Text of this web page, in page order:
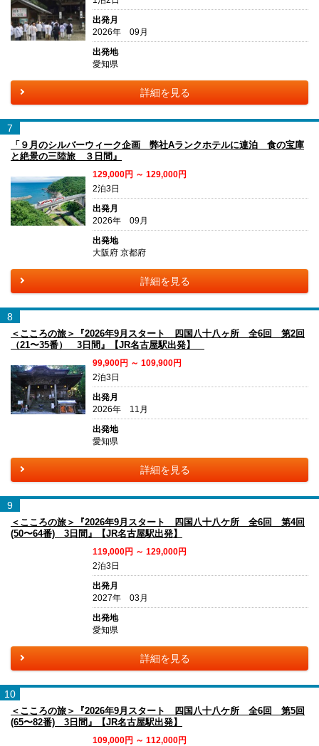
出発月
2026年 09月
出発地
愛知県
詳細を見る
7
「９月のシルバーウィーク企画 弊社Aランクホテルに連泊 食の宝庫
と絶景の三陸旅 ３日間』
129,000円 ～ 129,000円
2泊3日
出発月
2026年 09月
出発地
大阪府 京都府
詳細を見る
8
＜こころの旅＞『2026年9月スタート 四国八十八ヶ所 全6回 第2回
（21〜35番） 3日間』【JR名古屋駅出発】
99,900円 ～ 109,900円
2泊3日
出発月
2026年 11月
出発地
愛知県
詳細を見る
9
＜こころの旅＞『2026年9月スタート 四国八十八ケ所 全6回 第4回
(50〜64番) 3日間』【JR名古屋駅出発】
119,000円 ～ 129,000円
2泊3日
出発月
2027年 03月
出発地
愛知県
詳細を見る
10
＜こころの旅＞『2026年9月スタート 四国八十八ケ所 全6回 第5回
(65〜82番) 3日間』【JR名古屋駅出発】
109,000円 ～ 112,000円